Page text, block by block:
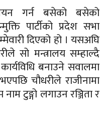
चयन गर्न बसेको बसेको
पार्टीको प्रदेश सभा
दिएको हो । यसअघि
सो मन्त्रालय सम्हाल्दै
बनाउने सवालमा
चौधरीले राजीनामा
टुङ्गो लगाउन रञ्जिता र